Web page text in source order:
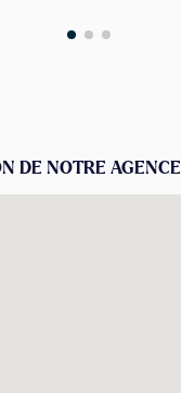
DE NOTRE AGENCE